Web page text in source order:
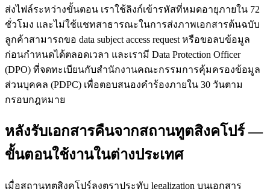
ส่งไฟล์ระหว่างขั้นตอน เราใช้ลิงก์เข้ารหัสที่หมดอายุภายใน 72
ชั่วโมง และไม่ใช้แชทสาธารณะในการส่งภาพเอกสารต้นฉบับ
ลูกค้าสามารถขอ data subject access request หรือขอลบข้อมูล
ก่อนกำหนดได้ตลอดเวลา และเรามี Data Protection Officer
(DPO) ที่จดทะเบียนกับสำนักงานคณะกรรมการคุ้มครองข้อมูล
ส่วนบุคคล (PDPC) เพื่อตอบสนองคำร้องภายใน 30 วันตาม
กรอบกฎหมาย
หลังรับเอกสารคืนจากสถานทูตสิงคโปร์ —
ขั้นตอนใช้งานในต่างประเทศ
เมื่อสถานทูตสิงคโปร์ลงตราประทับ legalization บนเอกสาร